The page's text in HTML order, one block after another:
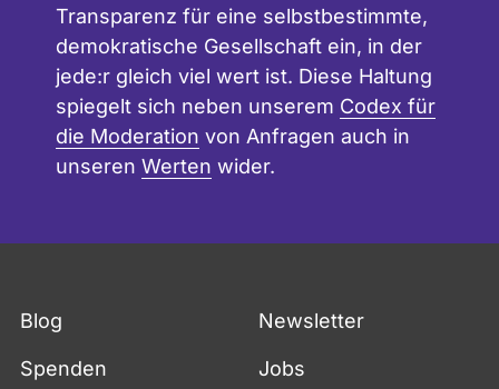
Transparenz für eine selbstbestimmte,
demokratische Gesellschaft ein, in der
jede:r gleich viel wert ist. Diese Haltung
spiegelt sich neben unserem Codex für
die Moderation von Anfragen auch in
unseren Werten wider.
Blog Newsletter
Spenden Jobs